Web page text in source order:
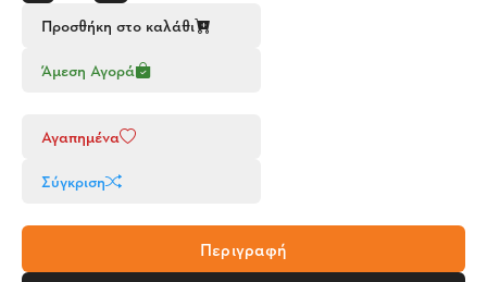
Προσθήκη στο καλάθι
Άμεση Αγορά
Αγαπημένα
Σύγκριση
Περιγραφή